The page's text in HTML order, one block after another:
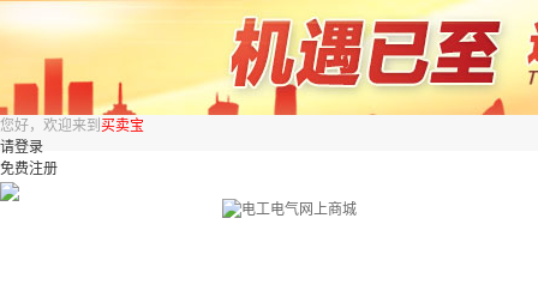
您好，欢迎来到 买卖宝
请登录
免费注册